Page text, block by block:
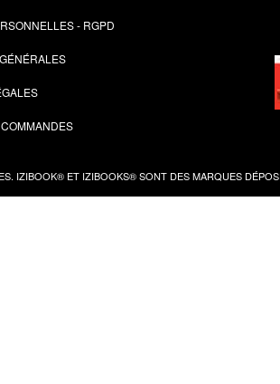
- RGPD
IZIBOOK® ET IZIBOOKS®SONT DES MARQUES